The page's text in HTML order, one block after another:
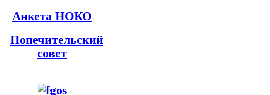
Анкета НОКО
Попечительский
совет